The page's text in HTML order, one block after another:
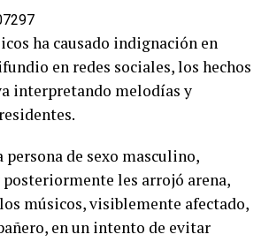
ha causado indignación en
en redes sociales, los hechos
interpretando melodías y
persona de sexo masculino,
posteriormente les arrojó arena,
músicos, visiblemente afectado,
en un intento de evitar